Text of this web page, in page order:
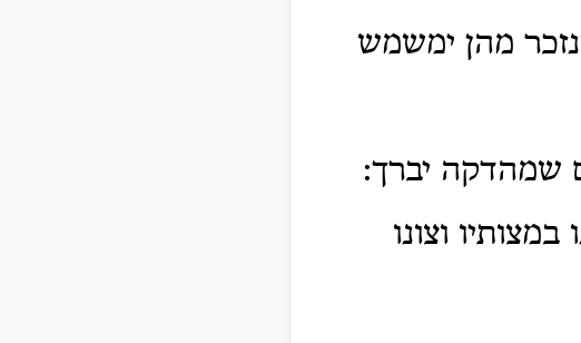
מהן ימשמש
שמהדקה יברך:
וצונו